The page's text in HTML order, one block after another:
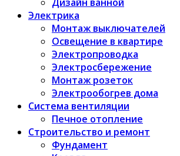
Электрика
Монтаж выключателей
Освещение в квартире
Электропроводка
Электросбережение
Монтаж розеток
Электрообогрев дома
Система вентиляции
Печное отопление
Строительство и ремонт
Фундамент